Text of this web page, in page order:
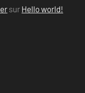
sur Hello world!